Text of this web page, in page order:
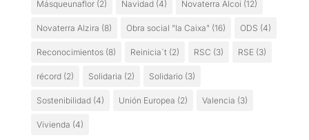
Másqueunaflor(2) Navidad(4) Novaterra Alcoi (12)
Novaterra Alzira (8) Obra social "la Caixa" (16) ODS (4)
Reconocimientos(8) Reinicia´t (2) RSC (3) RSE(3)
récord(2) Solidaria (2) Solidario(3)
Sostenibilidad(4) Unión Europea (2) Valencia (3)
Vivienda (4)